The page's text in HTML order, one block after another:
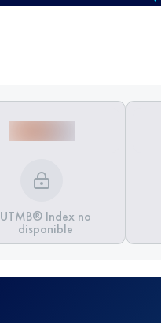
UTMB® Index no
disponible